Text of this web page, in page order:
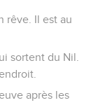
rêve. Il est au
sortent du Nil.
après les